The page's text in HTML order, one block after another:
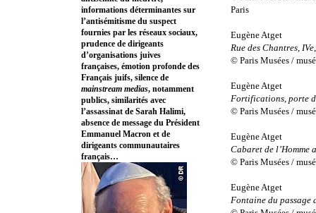
Paris
Eugène Atget
Rue des Chantres, IVe
© Paris Musées /
Eugène Atget
Fortifications, porte
© Paris Musées /
Eugène Atget
Cabaret de l’Homme
© Paris Musées /
Eugène Atget
Fontaine du passage
informations déterminantes sur
l’antisémitisme du suspect
fournies par les réseaux sociaux,
prudence de dirigeants
d’organisations juives
françaises, émotion profonde des
Français juifs, silence de
mainstream medias, notamment
publics, similarités avec
l’assassinat de Sarah Halimi,
absence de message du Président
Emmanuel Macron et de
dirigeants communautaires
français…